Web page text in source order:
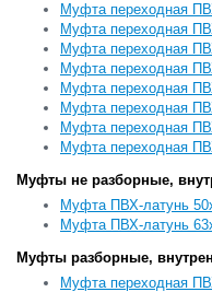
Муфта переходная
Муфта переходная
Муфта переходная
Муфта переходная
Муфта переходная
Муфта переходная
Муфта переходная
Муфта переходная
Муфты не разборные,
Муфта ПВХ-латунь
Муфта ПВХ-латунь
Муфты разборные,
Муфта переходная